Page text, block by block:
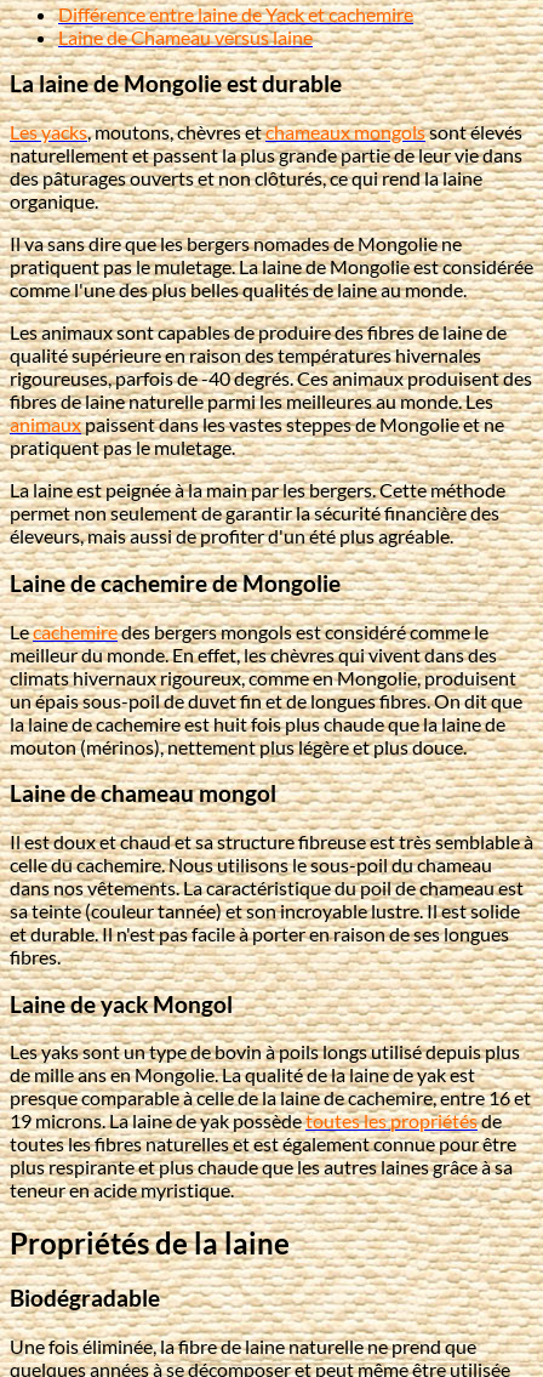
Différence entre laine de Yack et cachemire
Laine de Chameau versus laine
La laine de Mongolie est durable
Les yacks, moutons, chèvres etchameaux mongolssont élevés
naturellement et passent la plus grande partie de leur vie dans
des pâturages ouverts et non clôturés, ce qui rend la laine
organique.
Il va sans dire que les bergers nomades de Mongolie ne
pratiquent pas le muletage. La laine de Mongolie est considérée
comme l'une des plus belles qualités de laine au monde.
Les animaux sont capables de produire des fibres de laine de
qualité supérieure en raison des températures hivernales
rigoureuses, parfois de -40 degrés. Ces animaux produisent des
fibres de laine naturelle parmi les meilleures au monde. Les
animauxpaissent dans les vastes steppes de Mongolie et ne
pratiquent pas le muletage.
La laine est peignée à la main par les bergers. Cette méthode
permet non seulement de garantir la sécurité financière des
éleveurs, mais aussi de profiter d'un été plus agréable.
Laine de cachemire de Mongolie
Lecachemiredes bergers mongols est considéré comme le
meilleur du monde. En effet, les chèvres qui vivent dans des
climats hivernaux rigoureux, comme en Mongolie, produisent
un épais sous-poil de duvet fin et de longues fibres. On dit que
la laine de cachemire est huit fois plus chaude que la laine de
mouton (mérinos), nettement plus légère et plus douce.
Laine de chameau mongol
Il est doux et chaud et sa structure fibreuse est très semblable à
celle du cachemire. Nous utilisons le sous-poil du chameau
dans nos vêtements. La caractéristique du poil de chameau est
sa teinte (couleur tannée) et son incroyable lustre. Il est solide
et durable. Il n'est pas facile à porter en raison de ses longues
fibres.
Laine de yack Mongol
Les yaks sont un type de bovin à poils longs utilisé depuis plus
de mille ans en Mongolie. La qualité de la laine de yak est
presque comparable à celle de la laine de cachemire, entre 16 et
19 microns. La laine de yak possèdetoutes les propriétésde
toutes les fibres naturelles et est également connue pour être
plus respirante et plus chaude que les autres laines grâce à sa
teneur enacide myristique.
Propriétés de la laine
Biodégradable
Une fois éliminée, la fibre de laine naturelle ne prend que
quelques années à se décomposer et peut même être utilisée